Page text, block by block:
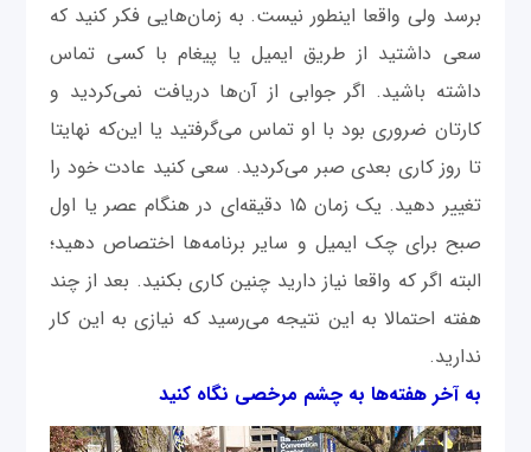
برسد ولی واقعا اینطور نیست. به زمان‌‌هایی فکر کنید که
سعی داشتید از طریق ایمیل یا پیغام با کسی تماس
داشته باشید. اگر جوابی از آن‌ها دریافت نمی‌کردید و
کارتان ضروری بود با او تماس می‌گرفتید یا این‌که نهایتا
تا روز کاری بعدی صبر می‌کردید. سعی کنید عادت خود را
تغییر دهید. یک زمان ۱۵ دقیقه‌ای در هنگام عصر یا اول
صبح برای چک ایمیل و سایر برنامه‌ها اختصاص دهید؛
البته اگر که واقعا نیاز دارید چنین کاری بکنید. بعد از چند
هفته احتمالا به این نتیجه می‌رسید که نیازی به این کار
ندارید.
به آخر هفته‌ها به چشم مرخصی نگاه کنید